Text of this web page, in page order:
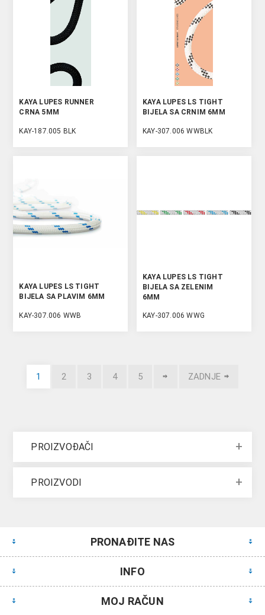
KAYA LUPES RUNNER
CRNA 5MM
KAY-187.005 BLK
KAYA LUPES LS TIGHT
BIJELA SA CRNIM 6MM
KAY-307.006 WWBLK
KAYA LUPES LS TIGHT
BIJELA SA PLAVIM 6MM
KAY-307.006 WWB
KAYA LUPES LS TIGHT
BIJELA SA ZELENIM
6MM
KAY-307.006 WWG
1 2 3 4 5 ZADNJE
PROIZVOĐAČI
PROIZVODI
PRONAĐITE NAS
INFO
MOJ RAČUN